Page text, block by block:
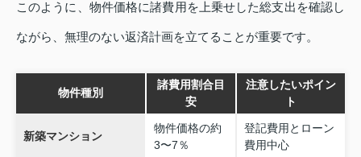
このように、物件価格に諸費用を上乗せした総支出を確認し
ながら、無理のない返済計画を立てることが重要です。
物件種別
諸費用割合目
安
注意したいポイン
ト
新築マンション
物件価格の約
3〜7％
登記費用とローン
費用中心